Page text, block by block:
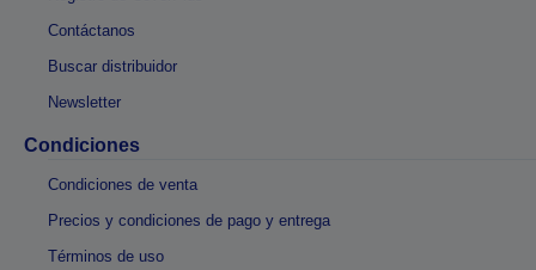
Contáctanos
Buscar distribuidor
Newsletter
Condiciones
Condiciones de venta
Precios y condiciones de pago y entrega
Términos de uso